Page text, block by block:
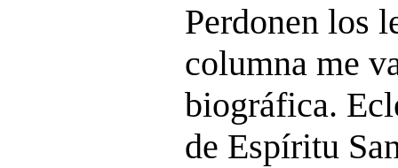
Perdonen los
columna me
biográfica.
de Espíritu